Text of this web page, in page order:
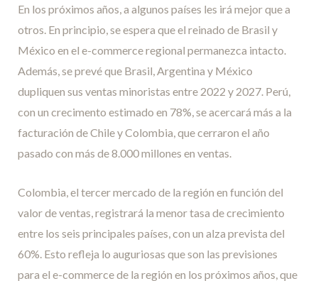
En los próximos años, a algunos países les irá mejor que a
otros. En principio, se espera que el reinado de Brasil y
México en el e-commerce regional permanezca intacto.
Además, se prevé que Brasil, Argentina y México
dupliquen sus ventas minoristas entre 2022 y 2027. Perú,
con un crecimento estimado en 78%, se acercará más a la
facturación de Chile y Colombia, que cerraron el año
pasado con más de 8.000 millones en ventas.
Colombia, el tercer mercado de la región en función del
valor de ventas, registrará la menor tasa de crecimiento
entre los seis principales países, con un alza prevista del
60%. Esto refleja lo auguriosas que son las previsiones
para el e-commerce de la región en los próximos años, que